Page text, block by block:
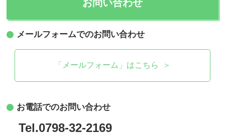
お問い合わせ
メールフォームでのお問い合わせ
「メールフォーム」はこちら ＞
お電話でのお問い合わせ
Tel.0798-32-2169